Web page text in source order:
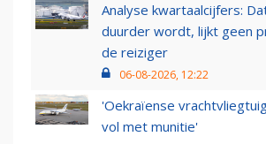
Analyse kwartaalcijfers:
duurder wordt, lijkt geen
de reiziger
06-08-2026, 12:22
'Oekraïense
vol met munitie'